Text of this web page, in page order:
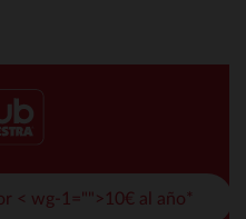
< wg-1="">10€ al año*